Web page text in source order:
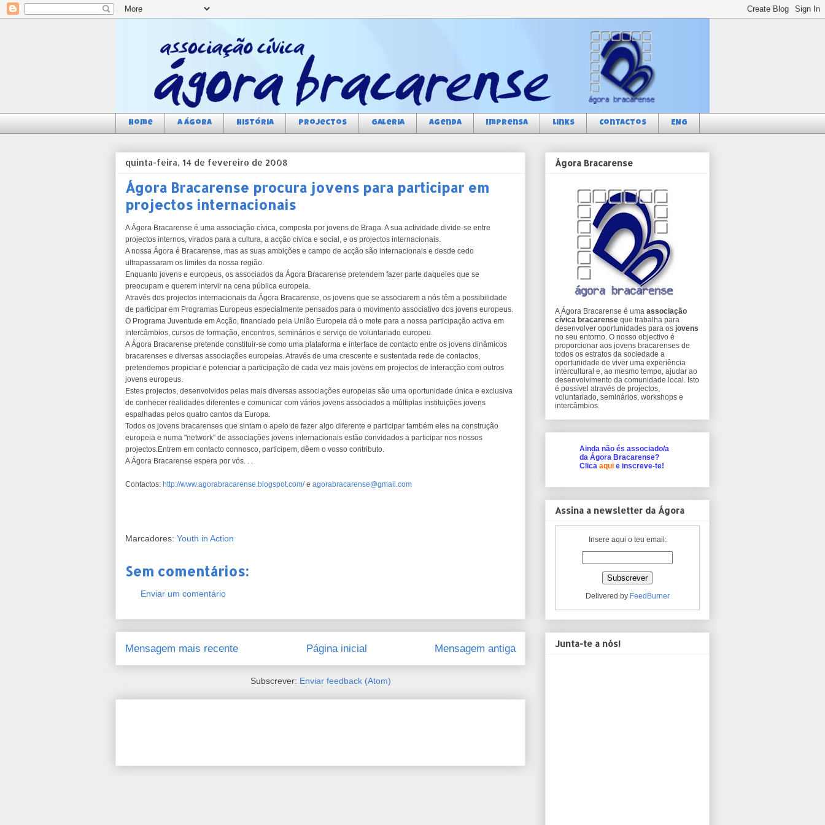
Home a Ágora História Projectos Galeria Agenda Imprensa Links Contactos ENG
quinta-feira, 14 de fevereiro de 2008
Ágora Bracarense procura jovens para participar em
projectos internacionais
A Ágora Bracarense é uma associação cívica, composta por jovens de Braga. A sua actividade divide-se entre
projectos internos, virados para a cultura, a acção cívica e social, e os projectos internacionais.
A nossa Ágora é Bracarense, mas as suas ambições e campo de acção são internacionais e desde cedo
ultrapassaram os limites da nossa região.
Enquanto jovens e europeus, os associados da Ágora Bracarense pretendem fazer parte daqueles que se
preocupam e querem intervir na cena pública europeia.
Através dos projectos internacionais da Ágora Bracarense, os jovens que se associarem a nós têm a possibilidade
de participar em Programas Europeus especialmente pensados para o movimento associativo dos jovens europeus.
O Programa Juventude em Acção, financiado pela União Europeia dá o mote para a nossa participação activa em
intercâmbios, cursos de formação, encontros, seminários e serviço de voluntariado europeu.
A Ágora Bracarense pretende constituir-se como uma plataforma e interface de contacto entre os jovens dinâmicos
bracarenses e diversas associações europeias. Através de uma crescente e sustentada rede de contactos,
pretendemos propiciar e potenciar a participação de cada vez mais jovens em projectos de interacção com outros
jovens europeus.
Estes projectos, desenvolvidos pelas mais diversas associações europeias são uma oportunidade única e exclusiva
de conhecer realidades diferentes e comunicar com vários jovens associados a múltiplas instituições jovens
espalhadas pelos quatro cantos da Europa.
Todos os jovens bracarenses que sintam o apelo de fazer algo diferente e participar também eles na construção
europeia e numa "network" de associações jovens internacionais estão convidados a participar nos nossos
projectos.Entrem em contacto connosco, participem, dêem o vosso contributo.
A Ágora Bracarense espera por vós. . .
Contactos: http://www.agorabracarense.blogspot.com/e agorabracarense@gmail.com
Marcadores: Youth in Action
Sem comentários:
Enviar um comentário
Mensagem mais recente Mensagem antiga
Página inicial
Subscrever: Enviar feedback (Atom)
Ágora Bracarense
A Ágora Bracarense é uma associação
cívica bracarense que trabalha para
desenvolver oportunidades para os jovens
no seu entorno. O nosso objectivo é
proporcionar aos jovens bracarenses de
todos os estratos da sociedade a
oportunidade de viver uma experiência
intercultural e, ao mesmo tempo, ajudar ao
desenvolvimento da comunidade local. Isto
é possível através de projectos,
voluntariado, seminários, workshops e
intercâmbios.
Ainda não és associado/a
da Ágora Bracarense?
Clica aqui e inscreve-te!
Assina a newsletter da Ágora
Insere aqui o teu email:
Delivered by FeedBurner
Junta-te a nós!